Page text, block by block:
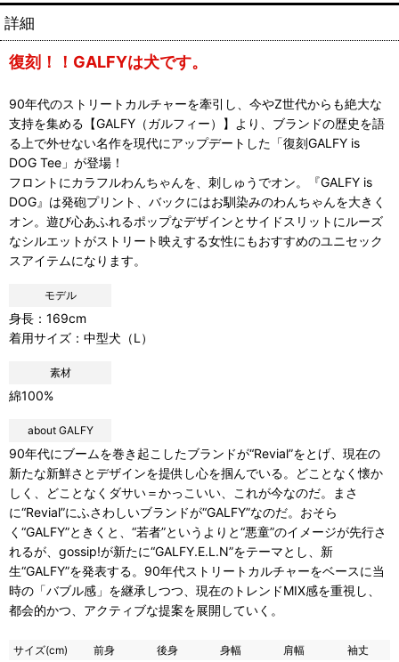
詳細
復刻！！GALFYは犬です。
90年代のストリートカルチャーを牽引し、今やZ世代からも絶大な
支持を集める【GALFY（ガルフィー）】より、ブランドの歴史を語
る上で外せない名作を現代にアップデートした「復刻GALFY is
DOG Tee」が登場！
フロントにカラフルわんちゃんを、刺しゅうでオン。『GALFY is
DOG』は発砲プリント、バックにはお馴染みのわんちゃんを大きく
オン。遊び心あふれるポップなデザインとサイドスリットにルーズ
なシルエットがストリート映えする女性にもおすすめのユニセック
スアイテムになります。
モデル
身長：169cm
着用サイズ：中型犬（L）
素材
綿100%
about GALFY
90年代にブームを巻き起こしたブランドが“Revial”をとげ、現在の
新たな新鮮さとデザインを提供し心を掴んでいる。どことなく懐か
しく、どことなくダサい＝かっこいい、これが今なのだ。まさ
に“Revial”にふさわしいブランドが“GALFY”なのだ。おそら
く“GALFY”ときくと、“若者”というよりと“悪童”のイメージが先行さ
れるが、gossip!が新たに“GALFY.E.L.N”をテーマとし、新
生“GALFY”を発表する。90年代ストリートカルチャーをベースに当
時の「バブル感」を継承しつつ、現在のトレンドMIX感を重視し、
都会的かつ、アクティブな提案を展開していく。
サイズ(cm) 前身 後身 身幅 肩幅
袖丈